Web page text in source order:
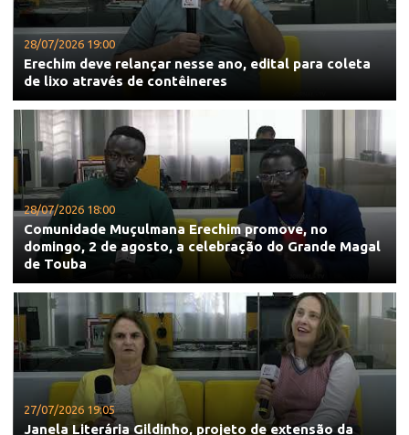
28/07/2026 19:00
Erechim deve relançar nesse ano, edital para coleta
de lixo através de contêineres
28/07/2026 18:00
Comunidade Muçulmana Erechim promove, no
domingo, 2 de agosto, a celebração do Grande Magal
de Touba
27/07/2026 19:05
Janela Literária Gildinho, projeto de extensão da